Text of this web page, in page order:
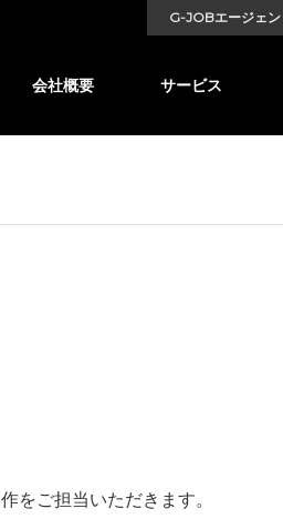
G-JOBエージェン
会社概要 サービス
をご担当いただきます。